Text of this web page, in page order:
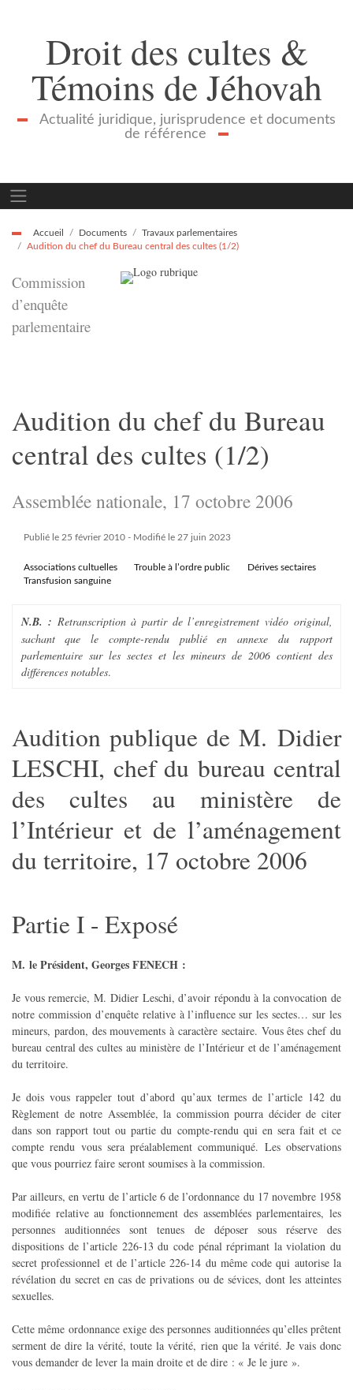
Droit des cultes &
Témoins de Jéhovah
Actualité juridique, jurisprudence et documents
de référence
Accueil Documents
Travaux parlementaires
Audition du chef du Bureau central des cultes (1/2)
Commission
d’enquête
parlementaire
Audition du chef du Bureau
central des cultes (1/2)
Assemblée nationale, 17 octobre 2006
Publié le 25 février 2010- Modifié le 27 juin 2023
Associations cultuelles Trouble à l’ordre public
Dérives sectaires
Transfusion sanguine
N.B. : Retranscription à partir de l’enregistrement vidéo original,
sachant que le compte-rendu publié en annexe du rapport
parlementaire sur les sectes et les mineurs de 2006 contient des
différences notables.
Audition publique de M. Didier
LESCHI, chef du bureau central
des cultes au ministère de
l’Intérieur et de l’aménagement
du territoire, 17 octobre 2006
Partie I - Exposé
M. le Président, Georges FENECH :
Je vous remercie, M. Didier Leschi, d’avoir répondu à la convocation de
notre commission d’enquête relative à l’influence sur les sectes… sur les
mineurs, pardon, des mouvements à caractère sectaire. Vous êtes chef du
bureau central des cultes au ministère de l’Intérieur et de l’aménagement
du territoire.
Je dois vous rappeler tout d’abord qu’aux termes de l’article 142 du
Règlement de notre Assemblée, la commission pourra décider de citer
dans son rapport tout ou partie du compte-rendu qui en sera fait et ce
compte rendu vous sera préalablement communiqué. Les observations
que vous pourriez faire seront soumises à la commission.
Par ailleurs, en vertu de l’article 6 de l’ordonnance du 17 novembre 1958
modifiée relative au fonctionnement des assemblées parlementaires, les
personnes auditionnées sont tenues de déposer sous réserve des
dispositions de l’article 226-13 du code pénal réprimant la violation du
secret professionnel et de l’article 226-14 du même code qui autorise la
révélation du secret en cas de privations ou de sévices, dont les atteintes
sexuelles.
Cette même ordonnance exige des personnes auditionnées qu’elles prêtent
serment de dire la vérité, toute la vérité, rien que la vérité. Je vais donc
vous demander de lever la main droite et de dire : « Je le jure ».